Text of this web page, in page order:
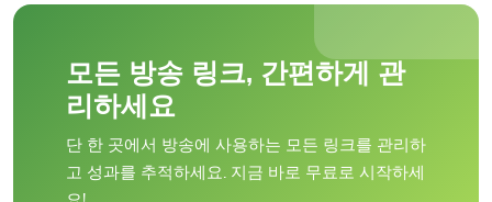
모든 방송 링크, 간편하게 관
리하세요
단 한 곳에서 방송에 사용하는 모든 링크를 관리하
고 성과를 추적하세요. 지금 바로 무료로 시작하세